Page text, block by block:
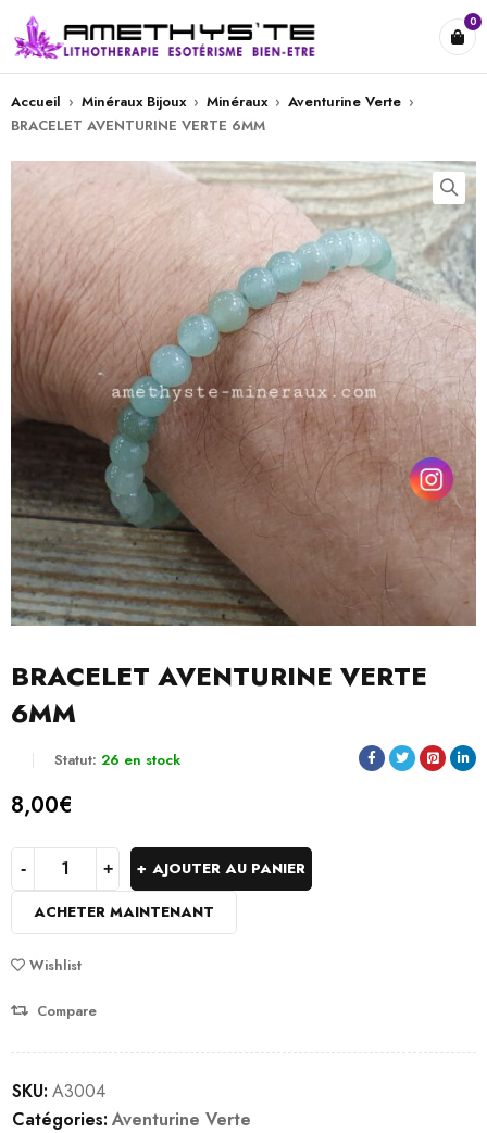
0
Accueil › Minéraux Bijoux › Minéraux › Aventurine Verte ›
BRACELET AVENTURINE VERTE 6MM
BRACELET AVENTURINE VERTE
6MM
Statut: 26 en stock
8,00€
AJOUTER AU PANIER
ACHETER MAINTENANT
Wishlist
Compare
SKU: A3004
Catégories: Aventurine Verte